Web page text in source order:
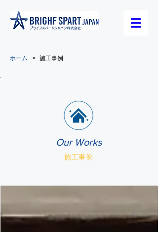
​ホーム > ​施工事例
Our Works
施工事例